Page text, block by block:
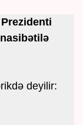
deyilir: